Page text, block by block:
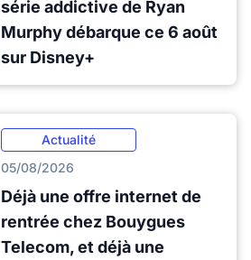
série addictive de Ryan
Murphy débarque ce 6 août
sur Disney+
Actualité
05/08/2026
Déjà une offre internet de
rentrée chez Bouygues
Telecom, et déjà une